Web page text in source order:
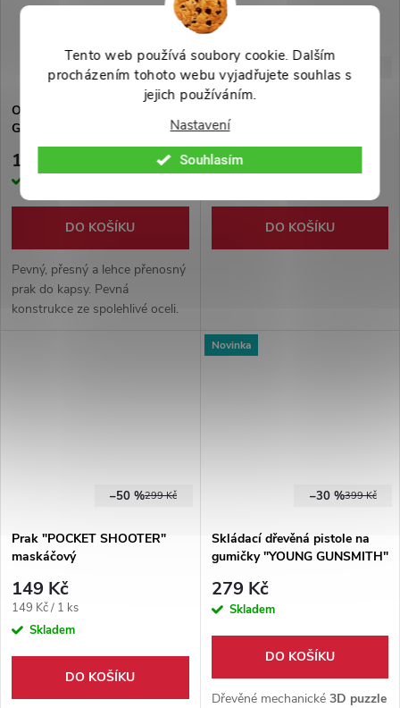
Tento web používá soubory cookie. Dalším
procházením tohoto webu vyjadřujete souhlas s
jejich používáním.
Nastavení
Souhlasím
299 Kč
–43 %
Ocelový prak "DAVID AND
GOLIATH"
169 Kč
DO KOŠÍKU
Pevný, přesný a lehce přenosný
prak do kapsy. Pevná
konstrukce ze spolehlivé oceli.
–31 %
89 Kč
DO KOŠÍKU
299 Kč
–50 %
Prak "POCKET SHOOTER"
maskáčový
149 Kč
Měrná
cena:
149 Kč / 1 ks
Skladem
DO KOŠÍKU
Novinka
399 Kč
–30 %
Skládací dřevěná pistole na
gumičky "YOUNG GUNSMITH"
279 Kč
Skladem
DO KOŠÍKU
Dřevěné mechanické 3D puzzle